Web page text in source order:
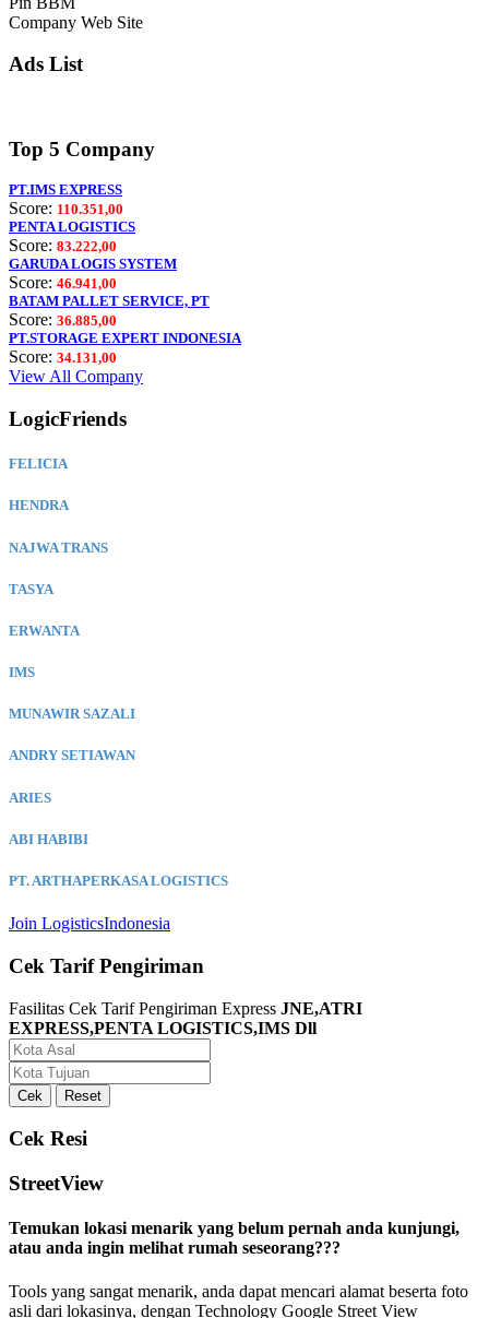
Company Web Site
Ads List
Top 5 Company
PT.IMS EXPRESS
Score: 110.351,00
PENTA LOGISTICS
Score: 83.222,00
GARUDA LOGIS SYSTEM
Score: 46.941,00
BATAM PALLET SERVICE, PT
Score: 36.885,00
PT.STORAGE EXPERT INDONESIA
Score: 34.131,00
View All Company
LogicFriends
FELICIA
HENDRA
NAJWA TRANS
TASYA
ERWANTA
IMS
MUNAWIR SAZALI
ANDRY SETIAWAN
ARIES
ABI HABIBI
PT. ARTHAPERKASA LOGISTICS
Join LogisticsIndonesia
Cek Tarif Pengiriman
Fasilitas Cek Tarif Pengiriman Express JNE,ATRI
EXPRESS,PENTA LOGISTICS,IMS Dll
Cek Resi
StreetView
Temukan lokasi menarik yang belum pernah anda kunjungi,
atau anda ingin melihat rumah seseorang???
Tools yang sangat menarik, anda dapat mencari alamat beserta foto
asli dari lokasinya, dengan Technology Google Street View